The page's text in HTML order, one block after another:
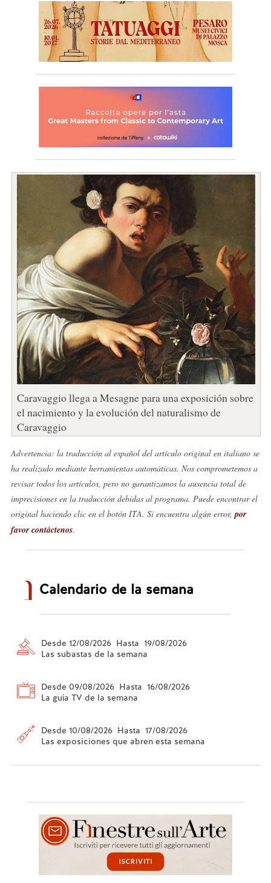
Caravaggio llega a Mesagne para una exposición sobre
el nacimiento y la evolución del naturalismo de
Caravaggio
Advertencia: la traducción al español del artículo original en italiano se
ha realizado mediante herramientas automáticas. Nos comprometemos a
revisar todos los artículos, pero no garantizamos la ausencia total de
imprecisiones en la traducción debidas al programa. Puede encontrar el
original haciendo clic en el botón ITA. Si encuentra algún error, por
favor contáctenos.
Calendario de la semana
Desde 12/08/2026 Hasta 19/08/2026
Las subastas de la semana
Desde 09/08/2026 Hasta 16/08/2026
La guía TV de la semana
Desde 10/08/2026 Hasta 17/08/2026
Las exposiciones que abren esta semana